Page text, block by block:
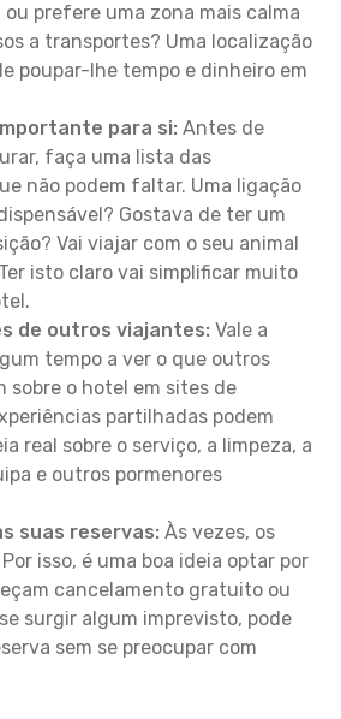
prefere uma zona mais calma
a transportes? Uma localização
poupar-lhe tempo e dinheiro em
para si: Antes de
faça uma lista das
não podem faltar. Uma ligação
Gostava de ter um
Vai viajar com o seu animal
isto claro vai simplificar muito
de outros viajantes: Vale a
tempo a ver o que outros
sobre o hotel em sites de
partilhadas podem
real sobre o serviço, a limpeza, a
e outros pormenores
suas reservas: Às vezes, os
isso, é uma boa ideia optar por
cancelamento gratuito ou
surgir algum imprevisto, pode
sem se preocupar com